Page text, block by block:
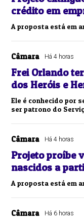
crédito em
A proposta está em
Câmara Há 4 horas
Frei Orlando
dos Heróis e
Ele é conhecido por
ser patrono do
Câmara Há 4 horas
Projeto proíbe
nascidos a
A proposta está em
Câmara Há 6 horas